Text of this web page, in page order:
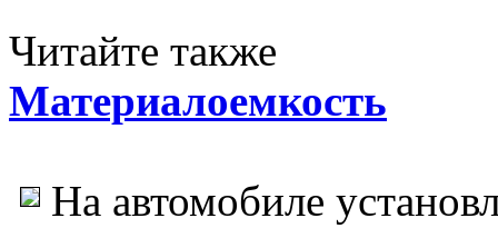
Читайте также
Материалоемкость
На автомобиле